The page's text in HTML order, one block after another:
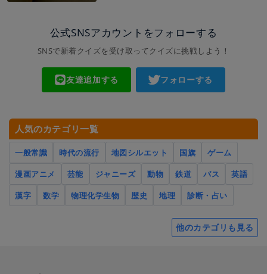
公式SNSアカウントをフォローする
SNSで新着クイズを受け取ってクイズに挑戦しよう！
友達追加する フォローする
人気のカテゴリ一覧
一般常識 時代の流行 地図シルエット 国旗
ゲーム
漫画アニメ
芸能 ジャニーズ 動物 鉄道 バス
英語
漢字
数学 物理化学生物 歴史 地理 診断・占い
他のカテゴリも見る